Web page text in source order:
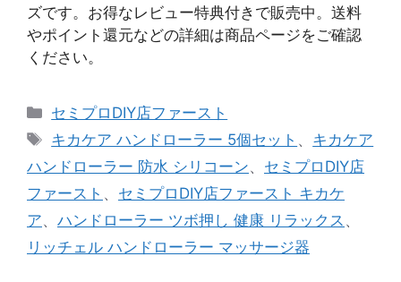
ズです。お得なレビュー特典付きで販売中。送料
やポイント還元などの詳細は商品ページをご確認
ください。
カ
テ
ゴ
リ
ー
セミプロDIY店ファースト
タ
グ
キカケア ハンドローラー 5個セット 、 キカケア
ハンドローラー 防水 シリコーン、 セミプロDIY店
ファースト 、 セミプロDIY店ファースト キカケ
ア、 ハンドローラー ツボ押し 健康 リラックス 、
リッチェル ハンドローラー マッサージ器